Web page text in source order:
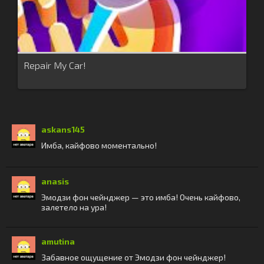
Repair My Car!
askans145
Имба, кайфово моментально!
anasis
Эмодзи фон чейнджер — это имба! Очень кайфово,
залетело на ура!
amutina
Забавное ощущение от Эмодзи фон чейнджер!